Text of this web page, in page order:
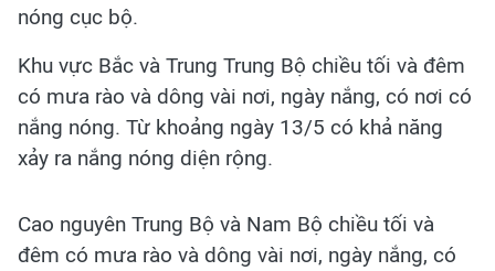
nóng cục bộ.
Khu vực Bắc và Trung Trung Bộ chiều tối và đêm
có mưa rào và dông vài nơi, ngày nắng, có nơi có
nắng nóng. Từ khoảng ngày 13/5 có khả năng
xảy ra nắng nóng diện rộng.
Cao nguyên Trung Bộ và Nam Bộ chiều tối và
đêm có mưa rào và dông vài nơi, ngày nắng, có